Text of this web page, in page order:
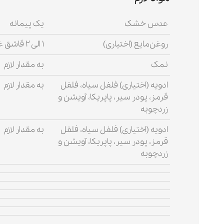
عدس خشک
یک پیمانه
روغن‌مایع (اختیاری)
۱ الی ۲ قاشق غذاخوری
نمک
به مقدار لازم
ادویه (اختیاری) فلفل سیاه، فلفل
قرمز، پودر سیر، پاپریکا، آویشن و
زردچوبه
به مقدار لازم
ادویه (اختیاری) فلفل سیاه، فلفل
قرمز، پودر سیر، پاپریکا، آویشن و
زردچوبه
به مقدار لازم